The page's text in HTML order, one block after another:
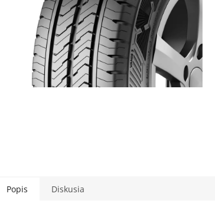
Popis Diskusia